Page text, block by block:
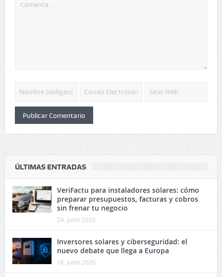
ÚLTIMAS ENTRADAS
VeriFactu para instaladores solares: cómo
preparar presupuestos, facturas y cobros
sin frenar tu negocio
24. junio 2026
Inversores solares y ciberseguridad: el
nuevo debate que llega a Europa
16. junio 2026